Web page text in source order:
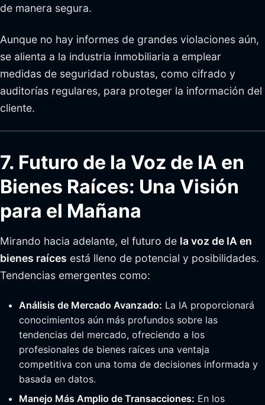
de manera segura.
Aunque no hay informes de grandes violaciones aún,
se alienta a la industria inmobiliaria a emplear
medidas de seguridad robustas, como cifrado y
auditorías regulares, para proteger la información del
cliente.
7. Futuro de la Voz de IA en
Bienes Raíces: Una Visión
para el Mañana
Mirando hacia adelante, el futuro de la voz de IA en
bienes raíces está lleno de potencial y posibilidades.
Tendencias emergentes como:
Análisis de Mercado Avanzado: La IA proporcionará
conocimientos aún más profundos sobre las
tendencias del mercado, ofreciendo a los
profesionales de bienes raíces una ventaja
competitiva con una toma de decisiones informada y
basada en datos.
Manejo Más Amplio de Transacciones: En los